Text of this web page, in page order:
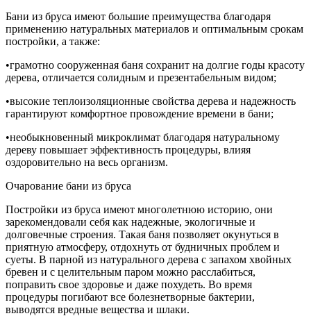
Бани из бруса имеют большие преимущества благодаря
применению натуральных материалов и оптимальным срокам
постройки, а также:
•грамотно сооруженная баня сохранит на долгие годы красоту
дерева, отличается солидным и презентабельным видом;
•высокие теплоизоляционные свойства дерева и надежность
гарантируют комфортное провождение времени в бани;
•необыкновенный микроклимат благодаря натуральному
дереву повышает эффективность процедуры, влияя
оздоровительно на весь организм.
Очарование бани из бруса
Постройки из бруса имеют многолетнюю историю, они
зарекомендовали себя как надежные, экологичные и
долговечные строения. Такая баня позволяет окунуться в
приятную атмосферу, отдохнуть от будничных проблем и
суеты. В парной из натурального дерева с запахом хвойных
бревен и с целительным паром можно расслабиться,
поправить свое здоровье и даже похудеть. Во время
процедуры погибают все болезнетворные бактерии,
выводятся вредные вещества и шлаки.